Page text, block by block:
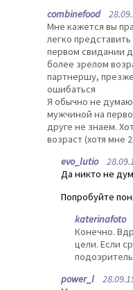
combinefood
Мне кажется вы
легко
первом свидании
более зрелом
партнершу,
ошибаться
Я обычно не
мужчиной на
друге не знаем.
возраст (хотя мне
evo_lutio
Да никто не
Попробуйте
katerinafoto
Конечно.
цели. Если
power_l